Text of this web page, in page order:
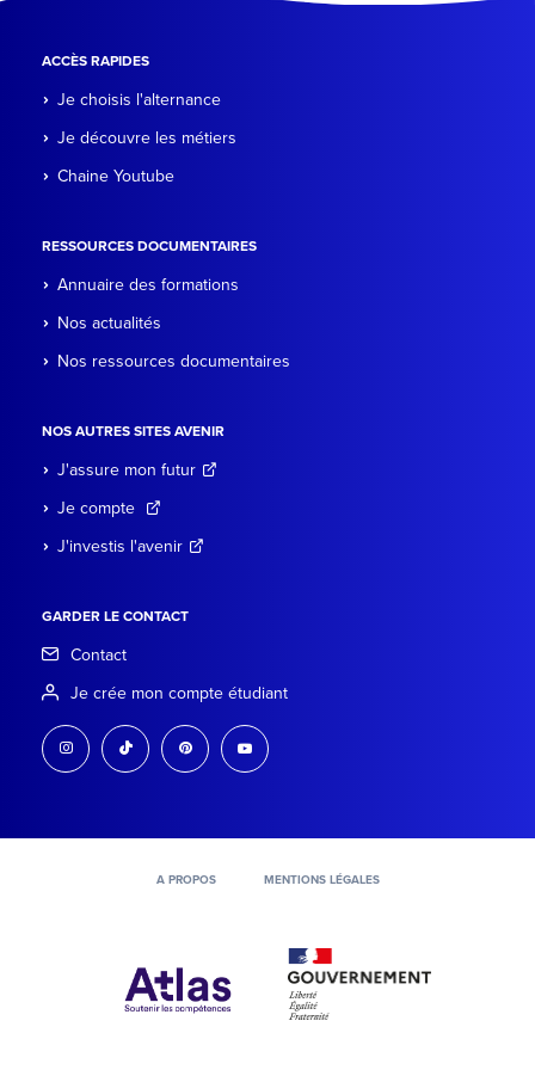
ACCÈS RAPIDES
Je choisis l'alternance
Je découvre les métiers
Chaine Youtube
RESSOURCES DOCUMENTAIRES
Annuaire des formations
Nos actualités
Nos ressources documentaires
NOS AUTRES SITES AVENIR
J'assure mon futur
Je compte
J'investis l'avenir
GARDER LE CONTACT
Contact
Je crée mon compte étudiant
instagram tiktok pinterest youtube
A PROPOS MENTIONS LÉGALES